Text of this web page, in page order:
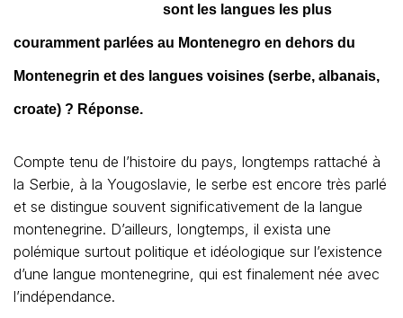
sont les langues les plus
couramment parlées au Montenegro en dehors du
Montenegrin et des langues voisines (serbe, albanais,
croate) ? Réponse.
Compte tenu de l’histoire du pays, longtemps rattaché à
la Serbie, à la Yougoslavie, le serbe est encore très parlé
et se distingue souvent significativement de la langue
montenegrine. D’ailleurs, longtemps, il exista une
polémique surtout politique et idéologique sur l’existence
d’une langue montenegrine, qui est finalement née avec
l’indépendance.